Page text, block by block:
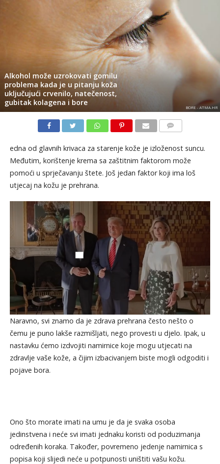
Alkohol može uzrokovati gomilu
problema kada je u pitanju koža
uključujući crvenilo, natečenost,
gubitak kolagena i bore
BORE - ATMA.HR
edna od glavnih krivaca za starenje kože je izloženost suncu.
Međutim, korištenje krema sa zaštitnim faktorom može
pomoći u sprječavanju štete. Još jedan faktor koji ima loš
utjecaj na kožu je prehrana.
Naravno, svi znamo da je zdrava prehrana često nešto o
čemu je puno lakše razmišljati, nego provesti u djelo. Ipak, u
nastavku ćemo izdvojiti namirnice koje mogu utjecati na
zdravlje vaše kože, a čijim izbacivanjem biste mogli odgoditi i
pojave bora.
Ono što morate imati na umu je da je svaka osoba
jedinstvena i neće svi imati jednaku koristi od poduzimanja
određenih koraka. Također, povremeno jedenje namirnica s
popisa koji slijedi neće u potpunosti uništiti vašu kožu.